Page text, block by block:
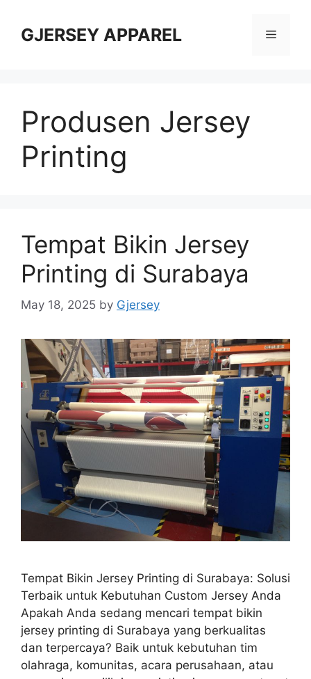
contentGJERSEY APPAREL Menu
Produsen Jersey
Printing
Tempat Bikin Jersey
Printing di Surabaya
May 18, 2025 by Gjersey
Tempat Bikin Jersey Printing di Surabaya: Solusi
Terbaik untuk Kebutuhan Custom Jersey Anda
Apakah Anda sedang mencari tempat bikin
jersey printing di Surabaya yang berkualitas
dan terpercaya? Baik untuk kebutuhan tim
olahraga, komunitas, acara perusahaan, atau